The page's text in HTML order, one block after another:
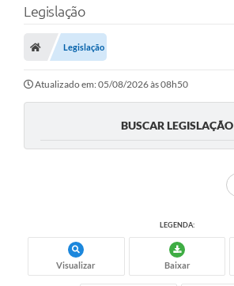
Legislação
Legislação
Atualizado em: 05/08/2026 às 08h50
BUSCAR LEGISLAÇÃO
LEGENDA:
Visualizar Baixar